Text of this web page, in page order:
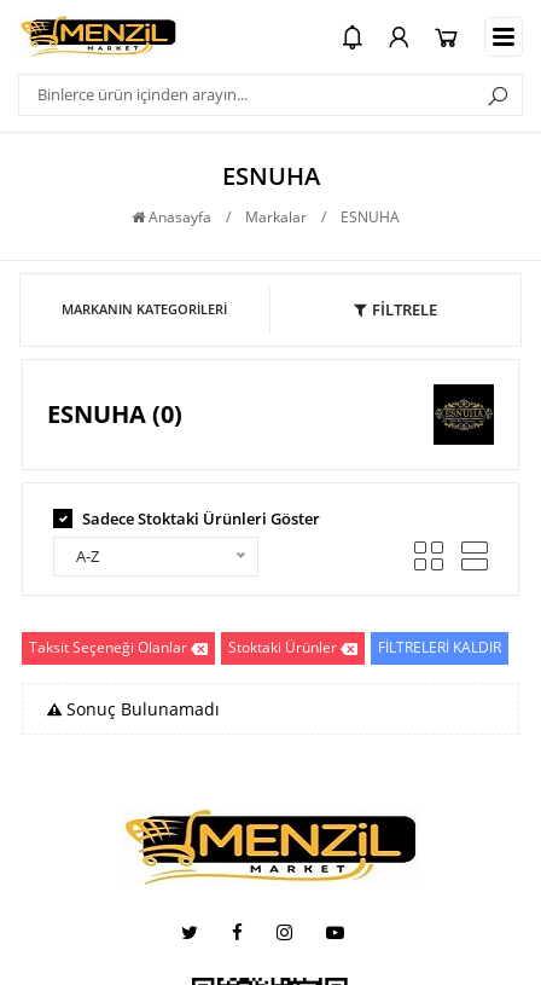
ESNUHA
Anasayfa / Markalar / ESNUHA
MARKANIN KATEGORILERI FİLTRELE
ESNUHA (0)
Sadece Stoktaki Ürünleri Göster
A-Z
Taksit Seçeneği Olanlar Stoktaki Ürünler FİLTRELERİ KALDIR
Sonuç Bulunamadı